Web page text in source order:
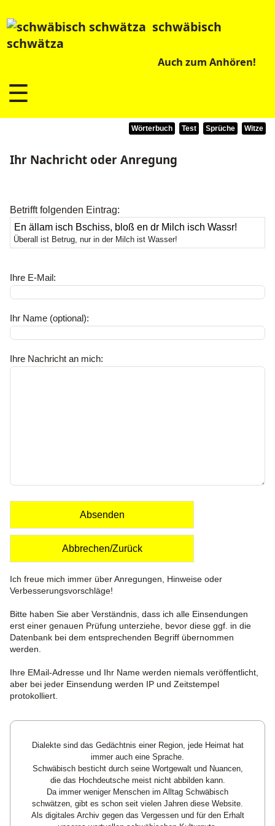
schwäbisch
schwätza
Auch zum Anhören!
☰
Wörterbuch Test Sprüche Witze
Ihr Nachricht oder Anregung
Betrifft folgenden Eintrag:
Überall ist Betrug, nur in der Milch ist Wasser!
Ihre E-Mail:
Ihr Name (optional):
Ihre Nachricht an mich:
Absenden
Abbrechen/Zurück
Ich freue mich immer über Anregungen, Hinweise oder
Verbesserungsvorschläge!
Bitte haben Sie aber Verständnis, dass ich alle Einsendungen
erst einer genauen Prüfung unterziehe, bevor diese ggf. in die
Datenbank bei dem entsprechenden Begriff übernommen
werden.
Ihre EMail-Adresse und Ihr Name werden niemals veröffentlicht,
aber bei jeder Einsendung werden IP und Zeitstempel
protokolliert.
Dialekte sind das Gedächtnis einer Region, jede Heimat hat
immer auch eine Sprache.
Schwäbisch besticht durch seine Wortgewalt und Nuancen,
die das Hochdeutsche meist nicht abbilden kann.
Da immer weniger Menschen im Alltag Schwäbisch
schwätzen, gibt es schon seit vielen Jahren diese Website.
Als digitales Archiv gegen das Vergessen und für den Erhalt